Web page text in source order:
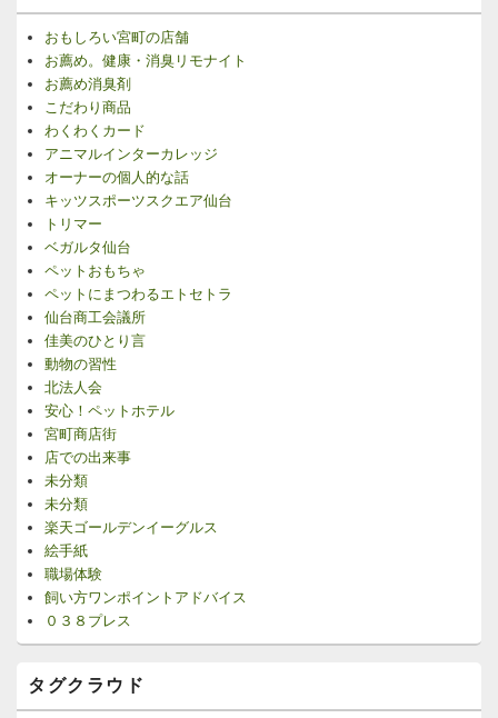
おもしろい宮町の店舗
お薦め。健康・消臭リモナイト
お薦め消臭剤
こだわり商品
わくわくカード
アニマルインターカレッジ
オーナーの個人的な話
キッツスポーツスクエア仙台
トリマー
ベガルタ仙台
ペットおもちゃ
ペットにまつわるエトセトラ
仙台商工会議所
佳美のひとり言
動物の習性
北法人会
安心！ペットホテル
宮町商店街
店での出来事
未分類
未分類
楽天ゴールデンイーグルス
絵手紙
職場体験
飼い方ワンポイントアドバイス
０３８プレス
タグクラウド